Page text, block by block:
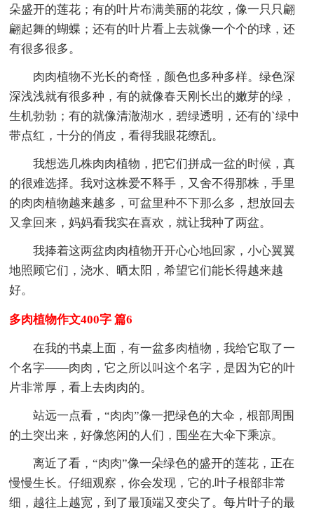
朵盛开的莲花；有的叶片布满美丽的花纹，像一只只翩
翩起舞的蝴蝶；还有的叶片看上去就像一个个的球，还
有很多很多。
肉肉植物不光长的奇怪，颜色也多种多样。绿色深
深浅浅就有很多种，有的就像春天刚长出的嫩芽的绿，
生机勃勃；有的就像清澈湖水，碧绿透明，还有的`绿中
带点红，十分的俏皮，看得我眼花缭乱。
我想选几株肉肉植物，把它们拼成一盆的时候，真
的很难选择。我对这株爱不释手，又舍不得那株，手里
的肉肉植物越来越多，可盆里种不下那么多，想放回去
又拿回来，妈妈看我实在喜欢，就让我种了两盆。
我捧着这两盆肉肉植物开开心心地回家，小心翼翼
地照顾它们，浇水、晒太阳，希望它们能长得越来越
好。
多肉植物作文400字 篇6
在我的书桌上面，有一盆多肉植物，我给它取了一
个名字——肉肉，它之所以叫这个名字，是因为它的叶
片非常厚，看上去肉肉的。
站远一点看，“肉肉”像一把绿色的大伞，根部周围
的土突出来，好像悠闲的人们，围坐在大伞下乘凉。
离近了看，“肉肉”像一朵绿色的盛开的莲花，正在
慢慢生长。仔细观察，你会发现，它的.叶子根部非常
细，越往上越宽，到了最顶端又变尖了。每片叶子的最